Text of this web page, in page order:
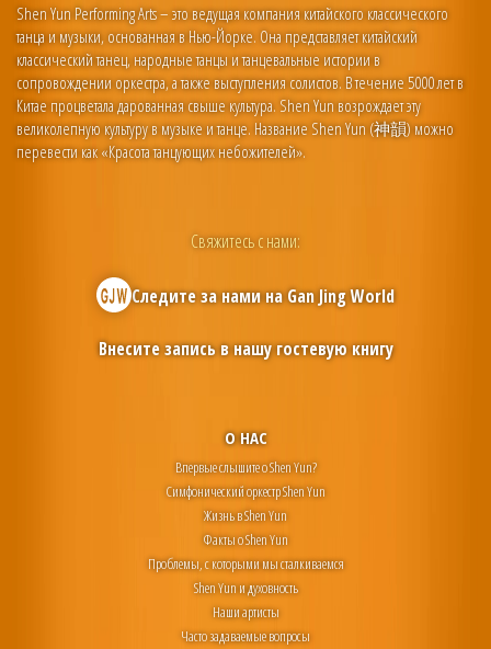
Shen Yun Performing Arts – это ведущая компания китайского классического
танца и музыки, основанная в Нью-Йорке. Она представляет китайский
классический танец, народные танцы и танцевальные истории в
сопровождении оркестра, а также выступления солистов. В течение 5000 лет в
Китае процветала дарованная свыше культура. Shen Yun возрождает эту
великолепную культуру в музыке и танце. Название Shen Yun (神韻) можно
перевести как «Красота танцующих небожителей».
О НАС
Впервые слышите о Shen Yun?
Симфонический оркестр Shen Yun
Жизнь в Shen Yun
Факты о Shen Yun
Проблемы, с которыми мы сталкиваемся
Shen Yun и духовность
Наши артисты
Часто задаваемые вопросы
Свяжитесь с нами:
Следите за нами наGan Jing World
Внесите запись в нашу гостевую книгу